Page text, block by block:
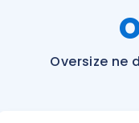
Oversize ne